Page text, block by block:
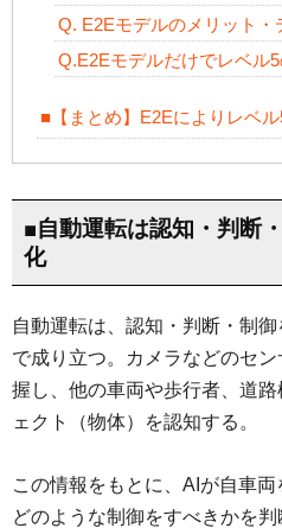
Q. E2Eモデルのメリット・
Q.E2Eモデルだけでレベル
■【まとめ】E2Eによりレベ
■自動運転は認知・判断
化
自動運転は、認知・判断・制
で成り立つ。カメラなどのセ
握し、他の車両や歩行者、道
ェクト（物体）を認知する。
この情報をもとに、AIが自車
どのような制御をすべきかを